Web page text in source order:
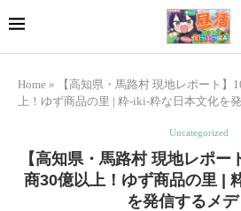
Home »
【高知県・馬路村 現地レポート】
上！ゆず商品の里 | 粋-iki-粋な日本文化を
Uncategorized
【高知県・馬路村 現地レポー
商30億以上！ゆず商品の里 |
を発信するメ